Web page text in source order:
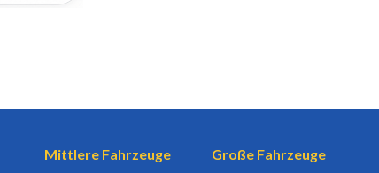
Mittlere Fahrzeuge Große Fahrzeuge